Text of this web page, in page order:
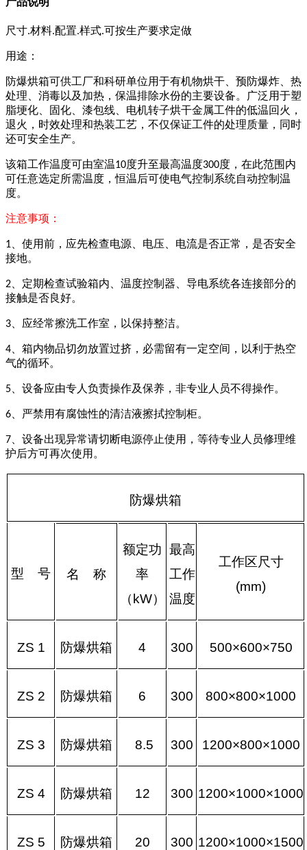
尺寸.材料.配置.样式.可按生产要求定做
用途：
防爆烘箱可供工厂和科研单位用于有机物烘干、预防爆炸、热
处理、消毒以及加热，保温排除水份的主要设备。广泛用于塑
脂埂化、固化、漆包线、电机转子烘干金属工件的低温回火，
退火，时效处理和热装工艺，不仅保证工件的处理质量，同时
还可安全生产。
该箱工作温度可由室温10度升至最高温度300度，在此范围内
可任意选定所需温度，恒温后可使电气控制系统自动控制温
度。
注意事项：
1 、使用前，应先检查电源、电压、电流是否正常，是否安全
接地。
2 、定期检查试验箱内、温度控制器、导电系统各连接部分的
接触是否良好。
3 、应经常擦洗工作室，以保持整洁。
4 、箱内物品切勿放置过挤，必需留有一定空间，以利于热空
气的循环。
5 、设备应由专人负责操作及保养，非专业人员不得操作。
6 、严禁用有腐蚀性的清洁液擦拭控制柜。
7 、设备出现异常请切断电源停止使用，等待专业人员修理维
护后方可再次使用。
防爆烘箱
型 号 名 称
额定功
率
（kW）
最高
工作
温度
工作区尺寸
(mm)
ZS 1 防爆烘箱 4 300 500×600×750
ZS 2 防爆烘箱 6 300 800×800×1000
ZS 3 防爆烘箱 8.5 300 1200×800×1000
ZS 4 防爆烘箱 12 300 1200×1000×1000
ZS 5 防爆烘箱 20 300 1200×1000×1500